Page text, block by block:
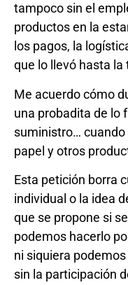
tampoco sin el
productos en la
los pagos, la
que lo llevó hasta la
Me acuerdo cómo
una probadita de lo
suministro…
papel y otros
Esta petición borra
individual o la idea
que se propone si
podemos hacerlo
ni siquiera
sin la participación